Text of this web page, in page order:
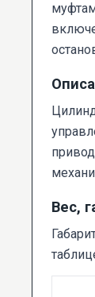
Вес,